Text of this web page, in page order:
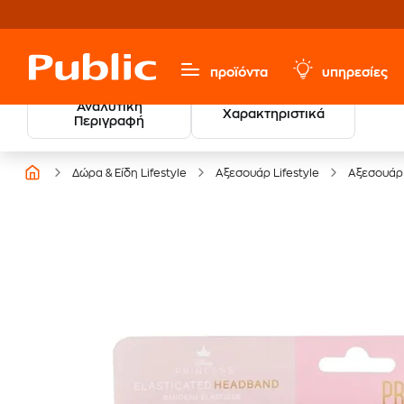
προϊόντα υπηρεσίες
Αναλυτική
Περιγραφή
Χαρακτηριστικά
Βρες τους νικητές
των Βραβείων Βιβλίου
Δώρα & Είδη Lifestyle Αξεσουάρ Lifestyle